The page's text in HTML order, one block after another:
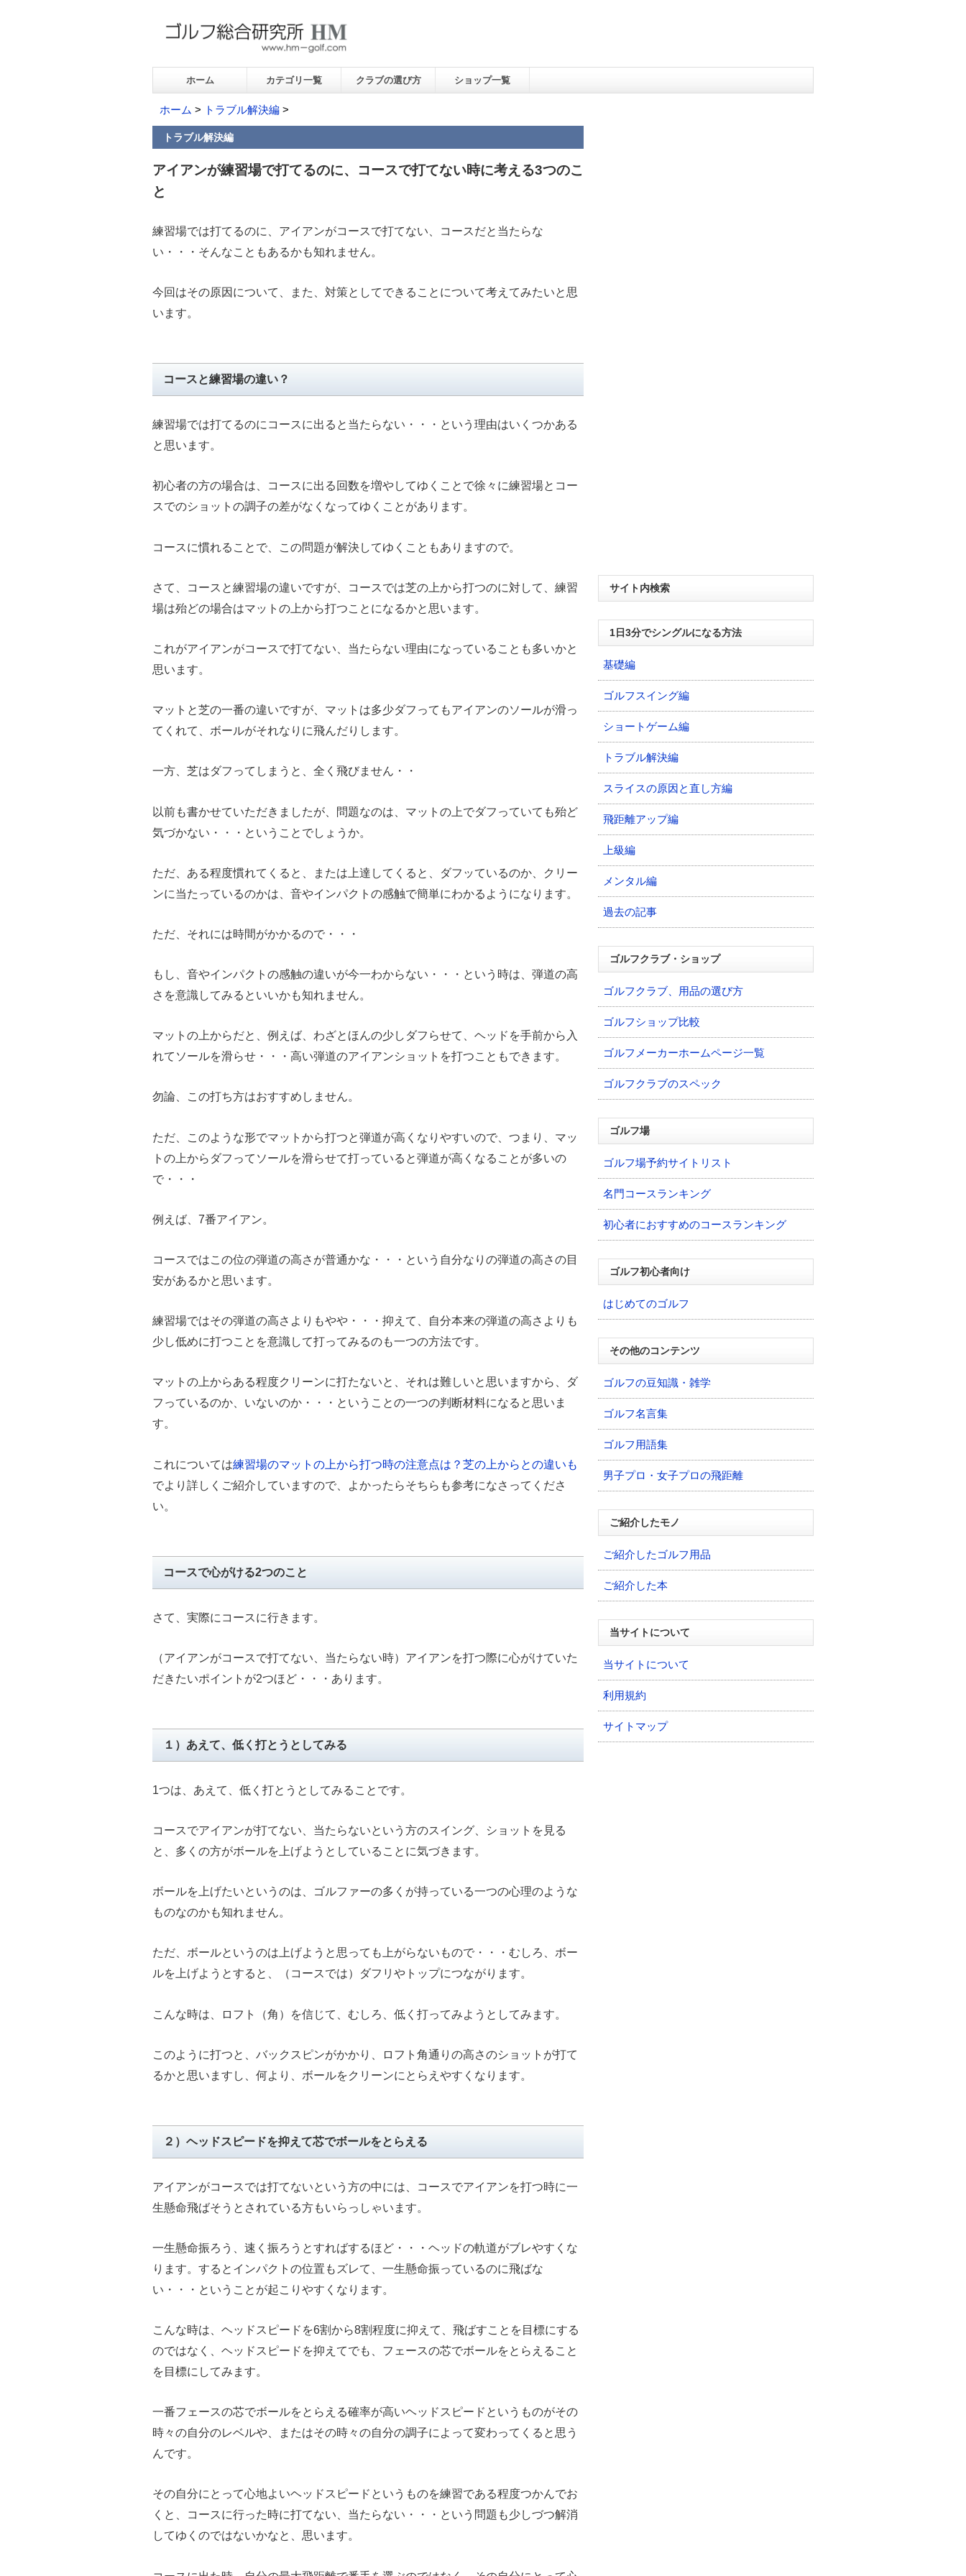
ホーム カテゴリ一覧 クラブの選び方 ショップ一覧
ホーム > トラブル解決編 >
トラブル解決編
アイアンが練習場で打てるのに、コースで打てない時に考える3つのこ
と
練習場では打てるのに、アイアンがコースで打てない、コースだと当たらな
い・・・そんなこともあるかも知れません。
今回はその原因について、また、対策としてできることについて考えてみたいと思
います。
コースと練習場の違い？
練習場では打てるのにコースに出ると当たらない・・・という理由はいくつかある
と思います。
初心者の方の場合は、コースに出る回数を増やしてゆくことで徐々に練習場とコー
スでのショットの調子の差がなくなってゆくことがあります。
コースに慣れることで、この問題が解決してゆくこともありますので。
さて、コースと練習場の違いですが、コースでは芝の上から打つのに対して、練習
場は殆どの場合はマットの上から打つことになるかと思います。
これがアイアンがコースで打てない、当たらない理由になっていることも多いかと
思います。
マットと芝の一番の違いですが、マットは多少ダフってもアイアンのソールが滑っ
てくれて、ボールがそれなりに飛んだりします。
一方、芝はダフってしまうと、全く飛びません・・
以前も書かせていただきましたが、問題なのは、マットの上でダフっていても殆ど
気づかない・・・ということでしょうか。
ただ、ある程度慣れてくると、または上達してくると、ダフッているのか、クリー
ンに当たっているのかは、音やインパクトの感触で簡単にわかるようになります。
ただ、それには時間がかかるので・・・
もし、音やインパクトの感触の違いが今一わからない・・・という時は、弾道の高
さを意識してみるといいかも知れません。
マットの上からだと、例えば、わざとほんの少しダフらせて、ヘッドを手前から入
れてソールを滑らせ・・・高い弾道のアイアンショットを打つこともできます。
勿論、この打ち方はおすすめしません。
ただ、このような形でマットから打つと弾道が高くなりやすいので、つまり、マッ
トの上からダフってソールを滑らせて打っていると弾道が高くなることが多いの
で・・・
例えば、7番アイアン。
コースではこの位の弾道の高さが普通かな・・・という自分なりの弾道の高さの目
安があるかと思います。
練習場ではその弾道の高さよりもやや・・・抑えて、自分本来の弾道の高さよりも
少し低めに打つことを意識して打ってみるのも一つの方法です。
マットの上からある程度クリーンに打たないと、それは難しいと思いますから、ダ
フっているのか、いないのか・・・ということの一つの判断材料になると思いま
す。
これについては練習場のマットの上から打つ時の注意点は？芝の上からとの違いも
でより詳しくご紹介していますので、よかったらそちらも参考になさってくださ
い。
コースで心がける2つのこと
さて、実際にコースに行きます。
（アイアンがコースで打てない、当たらない時）アイアンを打つ際に心がけていた
だきたいポイントが2つほど・・・あります。
１）あえて、低く打とうとしてみる
1つは、あえて、低く打とうとしてみることです。
コースでアイアンが打てない、当たらないという方のスイング、ショットを見る
と、多くの方がボールを上げようとしていることに気づきます。
ボールを上げたいというのは、ゴルファーの多くが持っている一つの心理のような
ものなのかも知れません。
ただ、ボールというのは上げようと思っても上がらないもので・・・むしろ、ボー
ルを上げようとすると、（コースでは）ダフリやトップにつながります。
こんな時は、ロフト（角）を信じて、むしろ、低く打ってみようとしてみます。
このように打つと、バックスピンがかかり、ロフト角通りの高さのショットが打て
るかと思いますし、何より、ボールをクリーンにとらえやすくなります。
２）ヘッドスピードを抑えて芯でボールをとらえる
アイアンがコースでは打てないという方の中には、コースでアイアンを打つ時に一
生懸命飛ばそうとされている方もいらっしゃいます。
一生懸命振ろう、速く振ろうとすればするほど・・・ヘッドの軌道がブレやすくな
ります。するとインパクトの位置もズレて、一生懸命振っているのに飛ばな
い・・・ということが起こりやすくなります。
こんな時は、ヘッドスピードを6割から8割程度に抑えて、飛ばすことを目標にする
のではなく、ヘッドスピードを抑えてでも、フェースの芯でボールをとらえること
を目標にしてみます。
一番フェースの芯でボールをとらえる確率が高いヘッドスピードというものがその
時々の自分のレベルや、またはその時々の自分の調子によって変わってくると思う
んです。
その自分にとって心地よいヘッドスピードというものを練習である程度つかんでお
くと、コースに行った時に打てない、当たらない・・・という問題も少しづつ解消
してゆくのではないかなと、思います。
サイト内検索
1日3分でシングルになる方法
基礎編
ゴルフスイング編
ショートゲーム編
トラブル解決編
スライスの原因と直し方編
飛距離アップ編
上級編
メンタル編
過去の記事
ゴルフクラブ・ショップ
ゴルフクラブ、用品の選び方
ゴルフショップ比較
ゴルフメーカーホームページ一覧
ゴルフクラブのスペック
ゴルフ場
ゴルフ場予約サイトリスト
名門コースランキング
初心者におすすめのコースランキング
ゴルフ初心者向け
はじめてのゴルフ
その他のコンテンツ
ゴルフの豆知識・雑学
ゴルフ名言集
ゴルフ用語集
男子プロ・女子プロの飛距離
ご紹介したモノ
ご紹介したゴルフ用品
ご紹介した本
当サイトについて
当サイトについて
利用規約
サイトマップ